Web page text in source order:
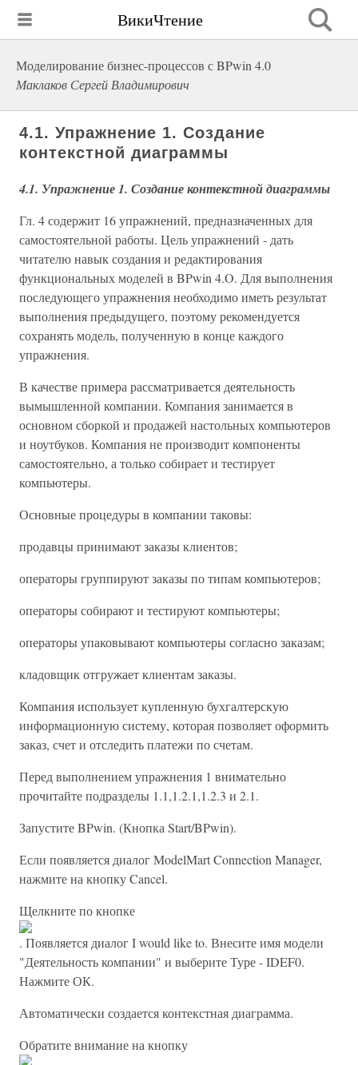
ВикиЧтение
Моделирование бизнес-процессов с BPwin 4.0
Маклаков Сергей Владимирович
4.1. Упражнение 1. Создание
контекстной диаграммы
4.1. Упражнение 1. Создание контекстнойдиаграммы
Гл. 4 содержит 16 упражнений, предназначенных для
самостоятельной работы. Цель упражнений - дать
читателю навык создания и редактирования
функциональных моделей в BPwin 4.O. Для выполнения
последующего упражнения необходимо иметь результат
выполнения предыдущего, поэтому рекомендуется
сохранять модель, полученную в конце каждого
упражнения.
В качестве примера рассматривается деятельность
вымышленной компании. Компания занимается в
основном сборкой и продажей настольных компьютеров
и ноутбуков. Компания не производит компоненты
самостоятельно, а только собирает и тестирует
компьютеры.
Основные процедуры в компании таковы:
продавцы принимают заказы клиентов;
операторы группируют заказы по типам компьютеров;
операторы собирают и тестируют компьютеры;
операторы упаковывают компьютеры согласно заказам;
кладовщик отгружает клиентам заказы.
Компания использует купленную бухгалтерскую
информационную систему, которая позволяет оформить
заказ, счет и отследить платежи по счетам.
Перед выполнением упражнения 1 внимательно
прочитайте подразделы 1.1,1.2.1,1.2.3 и 2.1.
Запустите BPwin. (Кнопка Start/BPwin).
Если появляется диалог ModelMart Connection Manager,
нажмите на кнопку Cancel.
Щелкните по кнопке
. Появляется диалог I would like to. Внесите имя модели
"Деятельность компании" и выберите Туре - IDEF0.
Нажмите ОК.
Автоматически создается контекстная диаграмма.
Обратите внимание на кнопку